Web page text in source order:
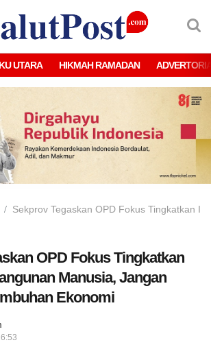
UTARA HIKMAH RAMADAN
Sekprov Tegaskan OPD Fokus Tingkatkan
OPD Fokus Tingkatkan
Manusia, Jangan
Ekonomi